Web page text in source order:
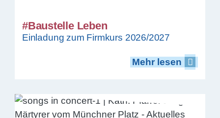
#Baustelle Leben
Einladung zum Firmkurs 2026/2027
Mehr lesen
Mehr lesen